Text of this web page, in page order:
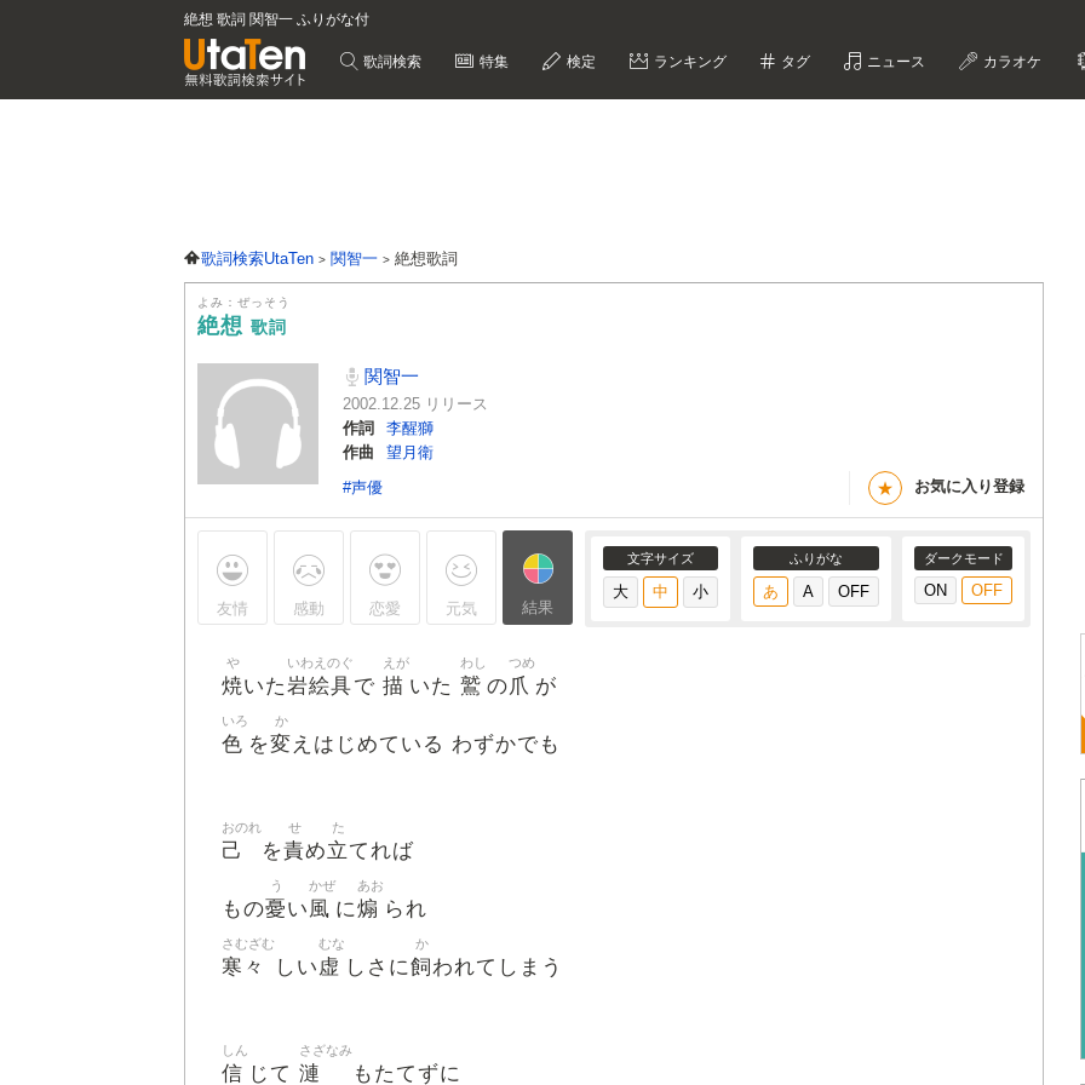
絶想 歌詞 関智一 ふりがな付
歌詞検索 特集 検定 ランキング タグ ニュース カラオケ
歌詞検索UtaTen 関智一 絶想歌詞
よみ：ぜっそう
絶想 歌詞
関智一
2002.12.25 リリース
作詞
李醒獅
作曲
望月衛
#声優
★ お気に入り登録
友情 感動 恋愛 元気 結果
文字サイズ ふりがな ダークモード
焼
や
いた岩絵具
いわえのぐ
で 描
えが
いた 鷲
わし
の爪
つめ
が
色
いろ
を変
か
えはじめている わずかでも
己
おのれ
を責
せ
め立
た
てれば
もの憂
う
い風
かぜ
に煽
あお
られ
寒々
さむざむ
しい虚
むな
しさに飼
か
われてしまう
信
しん
じて 漣
さざなみ
もたてずに